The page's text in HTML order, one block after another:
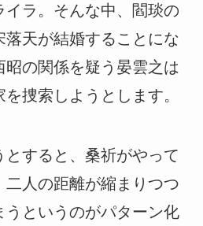
イラ。そんな中、閻琰の
天が結婚することにな
昭の関係を疑う晏雲之は
捜索しようとします。
すると、桑祈がやって
二人の距離が縮まりつつ
うというのがパターン化